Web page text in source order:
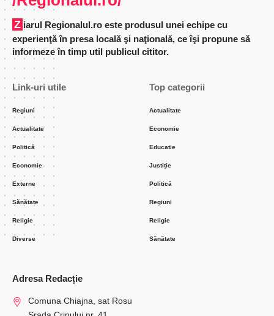
Ziarul Regionalul.ro este produsul unei echipe cu
experienţă în presa locală şi naţională, ce îşi propune să
informeze în timp util publicul cititor.
Link-uri utile
Regiuni
Actualitate
Politică
Economie
Externe
Sănătate
Religie
Diverse
Top categorii
Actualitate
Economie
Educatie
Justiție
Politică
Regiuni
Religie
Sănătate
Adresa Redacție
Comuna Chiajna, sat Rosu